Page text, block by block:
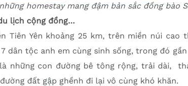
homestay mang đậm bản sắc đồng bào
lịch cộng đồng…
Tiên Yên khoảng 25 km, trên miền núi cao
dân tộc anh em cùng sinh sống, trong đó
những con đường bê tông rộng, trải dài,
đất gập ghềnh đi lại vô cùng khó khăn.